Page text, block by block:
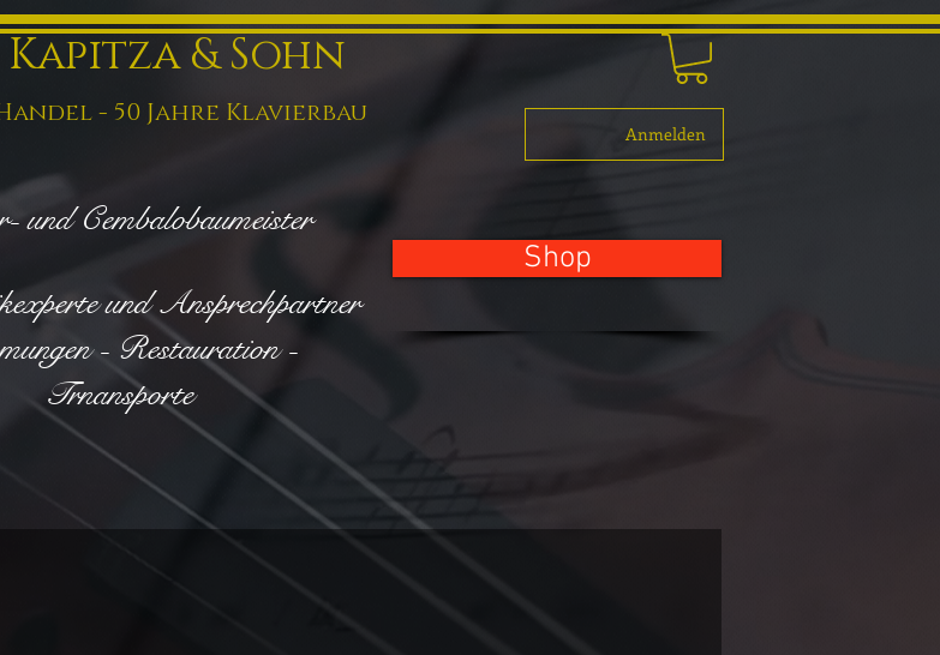
& Sohn
- 50 Jahre Klavierbau
und Cembalobaumeister
Anmelden
und Ansprechpartner
- Restauration -
Trnansporte
Shop